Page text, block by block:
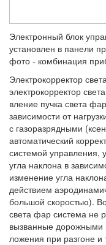
Электронный блок
установлен в панели
фото - комбинация
Электрокорректор
электрокорректор
вление пучка света
зависимости от
с газораз­рядными
автоматический
системой управления,
угла накло­на в
изменение угла
действием
большой скоростью).
света фар система не
вызванные дорож­ными
ложения при разгоне